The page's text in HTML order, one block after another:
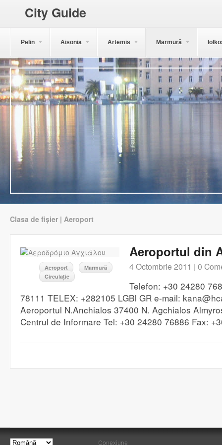
City Guide
Pelin Aisonia Artemis Marmură
Clasa de fișier | Aeroport
Aeroport
Marmură
Circulație
Aeroportul din
4 Octombrie 2011 | 0
Telefon: +30 24280
78111 TELEX: +282105 LGBl GR e-mail:
Aeroportul N.Anchialos 37400 N. Agchialos
Centrul de Informare Tel: +30 24280 76886 Fax:
Conexiune